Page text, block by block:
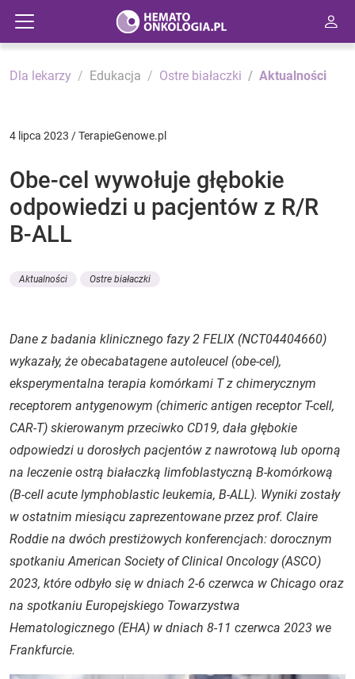
Dla lekarzy Edukacja Ostre białaczki Aktualności
4 lipca 2023 / TerapieGenowe.pl
Obe-cel wywołuje głębokie
odpowiedzi u pacjentów z R/R
B-ALL
Aktualności Ostre białaczki
Dane z badania klinicznego fazy 2 FELIX (NCT04404660)
wykazały, że obecabatagene autoleucel (obe-cel),
eksperymentalna terapia komórkami T z chimerycznym
receptorem antygenowym (chimeric antigen receptor T-cell,
CAR-T) skierowanym przeciwko CD19, dała głębokie
odpowiedzi u dorosłych pacjentów z nawrotową lub oporną
na leczenie ostrą białaczką limfoblastyczną B-komórkową
(B-cell acute lymphoblastic leukemia, B-ALL). Wyniki zostały
w ostatnim miesiącu zaprezentowane przez prof. Claire
Roddie na dwóch prestiżowych konferencjach: dorocznym
spotkaniu American Society of Clinical Oncology (ASCO)
2023, które odbyło się w dniach 2-6 czerwca w Chicago oraz
na spotkaniu Europejskiego Towarzystwa
Hematologicznego (EHA) w dniach 8-11 czerwca 2023 we
Frankfurcie.